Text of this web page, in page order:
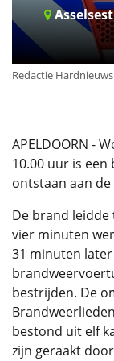
Redactie Hardnieuws
APELDOORN -
10.00 uur is
ontstaan aan
De brand
vier minuten
31 minuten
bestrijden. De
bestond uit elf
zijn geraakt